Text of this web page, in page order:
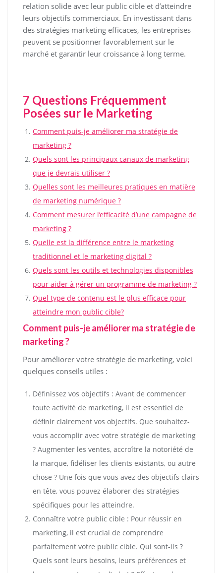
relation solide avec leur public cible et d’atteindre
leurs objectifs commerciaux. En investissant dans
des stratégies marketing efficaces, les entreprises
peuvent se positionner favorablement sur le
marché et garantir leur croissance à long terme.
7 Questions Fréquemment
Posées sur le Marketing
Comment puis-je améliorer ma stratégie de
marketing ?
Quels sont les principaux canaux de marketing
que je devrais utiliser ?
Quelles sont les meilleures pratiques en matière
de marketing numérique ?
Comment mesurer l’efficacité d’une campagne de
marketing ?
Quelle est la différence entre le marketing
traditionnel et le marketing digital ?
Quels sont les outils et technologies disponibles
pour aider à gérer un programme de marketing ?
Quel type de contenu est le plus efficace pour
atteindre mon public cible?
Comment puis-je améliorer ma stratégie de
marketing ?
Pour améliorer votre stratégie de marketing, voici
quelques conseils utiles :
Définissez vos objectifs : Avant de commencer
toute activité de marketing, il est essentiel de
définir clairement vos objectifs. Que souhaitez-
vous accomplir avec votre stratégie de marketing
? Augmenter les ventes, accroître la notoriété de
la marque, fidéliser les clients existants, ou autre
chose ? Une fois que vous avez des objectifs clairs
en tête, vous pouvez élaborer des stratégies
spécifiques pour les atteindre.
Connaître votre public cible : Pour réussir en
marketing, il est crucial de comprendre
parfaitement votre public cible. Qui sont-ils ?
Quels sont leurs besoins, leurs préférences et